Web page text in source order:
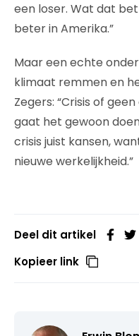
een loser. Wat dat
beter in Amerika.”
Maar een echte
klimaat remmen en
Zegers: “Crisis of
gaat het gewoon
crisis juist kansen,
nieuwe werkelijkheid.”
Deel dit artikel
Kopieer link